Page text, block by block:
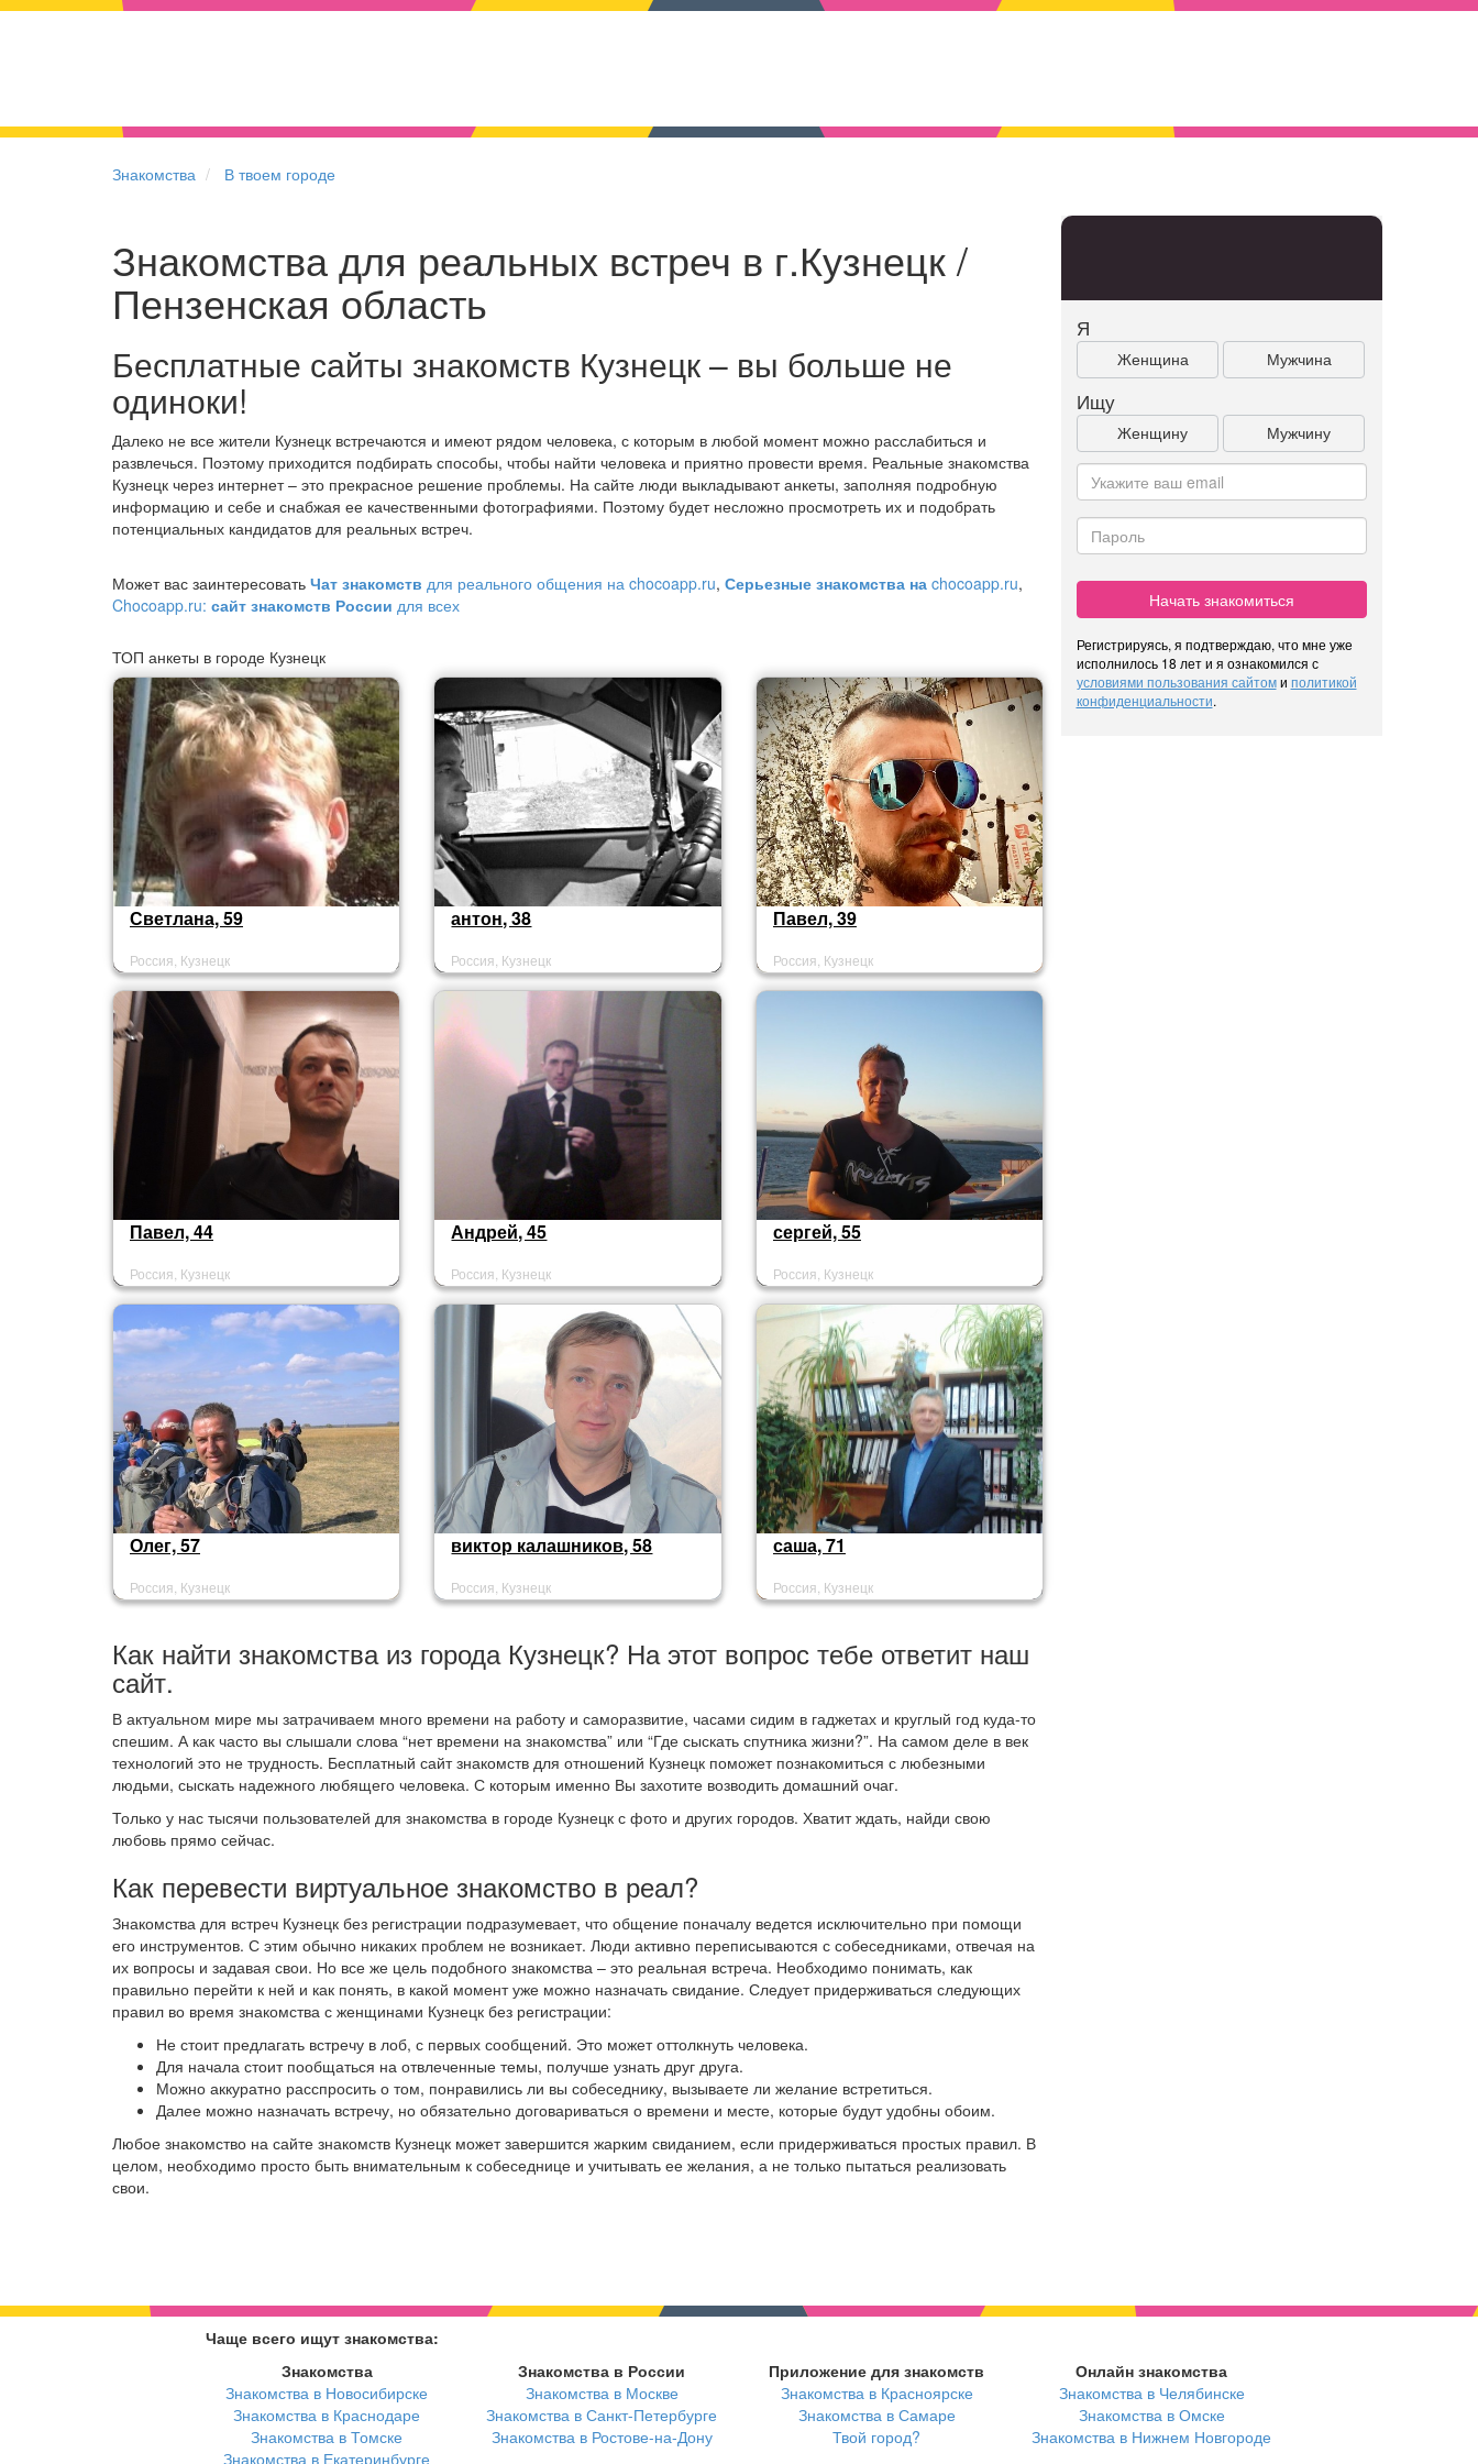
Знакомства В твоем городе
Знакомства для реальных встреч в г.Кузнецк /
Пензенская область
Бесплатные сайты знакомств Кузнецк – вы больше не
одиноки!
Далеко не все жители Кузнецк встречаются и имеют рядом человека, с которым в любой момент можно расслабиться и
развлечься. Поэтому приходится подбирать способы, чтобы найти человека и приятно провести время. Реальные знакомства
Кузнецк через интернет – это прекрасное решение проблемы. На сайте люди выкладывают анкеты, заполняя подробную
информацию и себе и снабжая ее качественными фотографиями. Поэтому будет несложно просмотреть их и подобрать
потенциальных кандидатов для реальных встреч.
Может вас заинтересовать Чат знакомств для реального общения на chocoapp.ru, Серьезные знакомства на chocoapp.ru,
Chocoapp.ru: сайт знакомств России для всех
ТОП анкеты в городе Кузнецк
Светлана, 59
Россия, Кузнецк
антон, 38
Россия, Кузнецк
Павел, 39
Россия, Кузнецк
Павел, 44
Россия, Кузнецк
Андрей, 45
Россия, Кузнецк
сергей, 55
Россия, Кузнецк
Олег, 57
Россия, Кузнецк
виктор калашников, 58
Россия, Кузнецк
саша, 71
Россия, Кузнецк
Как найти знакомства из города Кузнецк? На этот вопрос тебе ответит наш
сайт.
В актуальном мире мы затрачиваем много времени на работу и саморазвитие, часами сидим в гаджетах и круглый год куда-то
спешим. А как часто вы слышали слова “нет времени на знакомства” или “Где сыскать спутника жизни?”. На самом деле в век
технологий это не трудность. Бесплатный сайт знакомств для отношений Кузнецк поможет познакомиться с любезными
людьми, сыскать надежного любящего человека. С которым именно Вы захотите возводить домашний очаг.
Только у нас тысячи пользователей для знакомства в городе Кузнецк с фото и других городов. Хватит ждать, найди свою
любовь прямо сейчас.
Как перевести виртуальное знакомство в реал?
Знакомства для встреч Кузнецк без регистрации подразумевает, что общение поначалу ведется исключительно при помощи
его инструментов. С этим обычно никаких проблем не возникает. Люди активно переписываются с собеседниками, отвечая на
их вопросы и задавая свои. Но все же цель подобного знакомства – это реальная встреча. Необходимо понимать, как
правильно перейти к ней и как понять, в какой момент уже можно назначать свидание. Следует придерживаться следующих
правил во время знакомства с женщинами Кузнецк без регистрации:
Не стоит предлагать встречу в лоб, с первых сообщений. Это может оттолкнуть человека.
Для начала стоит пообщаться на отвлеченные темы, получше узнать друг друга.
Можно аккуратно расспросить о том, понравились ли вы собеседнику, вызываете ли желание встретиться.
Далее можно назначать встречу, но обязательно договариваться о времени и месте, которые будут удобны обоим.
Любое знакомство на сайте знакомств Кузнецк может завершится жарким свиданием, если придерживаться простых правил. В
целом, необходимо просто быть внимательным к собеседнице и учитывать ее желания, а не только пытаться реализовать
свои.
Я
Женщина Мужчина
Ищу
Женщину Мужчину
Начать знакомиться
Регистрируясь, я подтверждаю, что мне уже
исполнилось 18 лет и я ознакомился с
условиями пользования сайтоми политикой
конфиденциальности.
Чаще всего ищут знакомства:
Знакомства
Знакомства в Новосибирске
Знакомства в Краснодаре
Знакомства в Томске
Знакомства в Екатеринбурге
Знакомства в России
Знакомства в Москве
Знакомства в Санкт-Петербурге
Знакомства в Ростове-на-Дону
Приложение для знакомств
Знакомства в Красноярске
Знакомства в Самаре
Твой город?
Онлайн знакомства
Знакомства в Челябинске
Знакомства в Омске
Знакомства в Нижнем Новгороде